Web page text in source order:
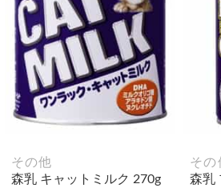
その他
森乳 キャットミルク 270g
その
森乳